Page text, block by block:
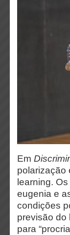
Em
polarização
learning.
eugenia e
condições
previsão do
para